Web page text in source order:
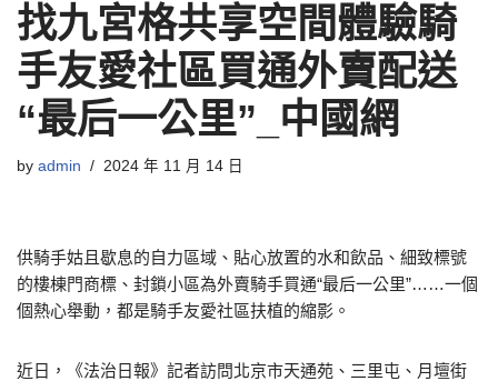
找九宮格共享空間體驗騎
手友愛社區買通外賣配送
“最后一公里”_中國網
by admin 2024 年 11 月 14 日
供騎手姑且歇息的自力區域、貼心放置的水和飲品、細致標號
的樓棟門商標、封鎖小區為外賣騎手買通“最后一公里”……一個
個熱心舉動，都是騎手友愛社區扶植的縮影。
近日，《法治日報》記者訪問北京市天通苑、三里屯、月壇街